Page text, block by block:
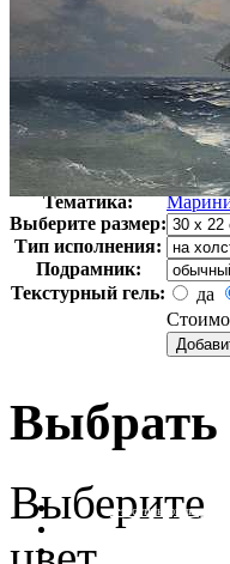
Автор:
Арт-стиль
Тематика:
Выберите размер:
Тип исполнения:
Подрамник:
Текстурный гель:
да
Выбрать
очистить фильтр
Выберите